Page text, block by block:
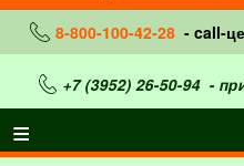
8-800-100-42-28 - call-
+7 (3952) 26-50-94-